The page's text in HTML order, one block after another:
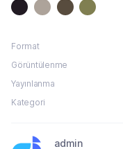
Format
Görüntülenme
Yayınlanma
Kategori
admin